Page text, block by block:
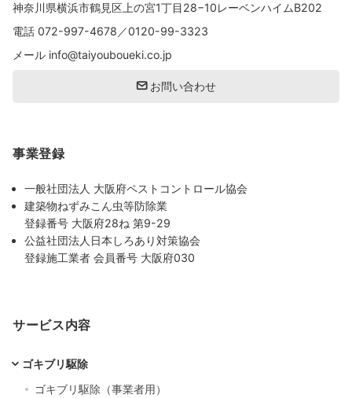
神奈川県横浜市鶴見区上の宮1丁目28−10レーベンハイムB202
電話 072-997-4678 ／0120-99-3323
メール info@taiyouboueki.co.jp
お問い合わせ
事業登録
一般社団法人 大阪府ペストコントロール協会
建築物ねずみこん虫等防除業
登録番号 大阪府28ね 第9-29
公益社団法人日本しろあり対策協会
登録施工業者 会員番号 大阪府030
サービス内容
ゴキブリ駆除
ゴキブリ駆除（事業者用）